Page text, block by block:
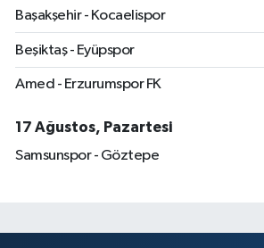
Başakşehir - Kocaelispor
Beşiktaş - Eyüpspor
Amed - Erzurumspor FK
17 Ağustos, Pazartesi
Samsunspor - Göztepe